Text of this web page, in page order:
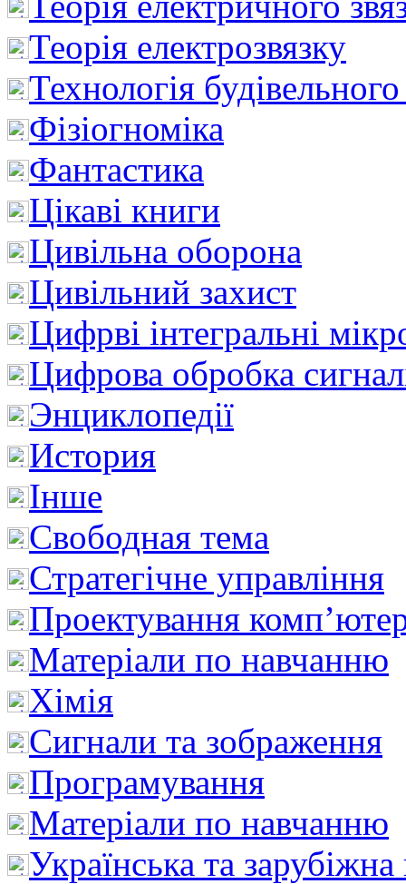
Теорія електрозвязку
Технологія
Фізіогноміка
Фантастика
Цікаві книги
Цивільна оборона
Цивільний захист
Цифрві інтегральні
Цифрова обробка
Энциклопедії
История
Інше
Свободная тема
Стратегічне управління
Проектування
Матеріали по навчанню
Хімія
Сигнали та зображення
Програмування
Матеріали по навчанню
Українська та зарубіжна